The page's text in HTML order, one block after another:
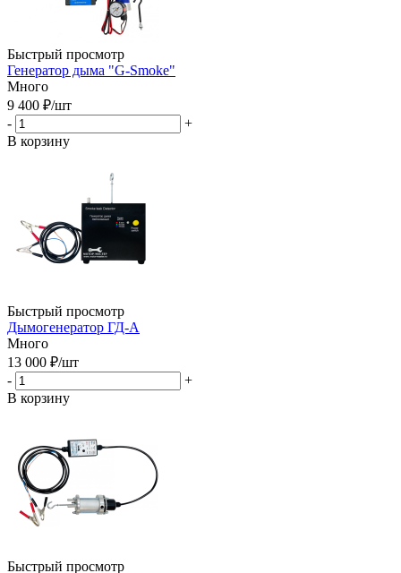
Быстрый просмотр
Генератор дыма "G-Smoke"
Много
9 400 ₽/шт
-
+
В корзину
Быстрый просмотр
Дымогенератор ГД-А
Много
13 000 ₽/шт
-
+
В корзину
Быстрый просмотр